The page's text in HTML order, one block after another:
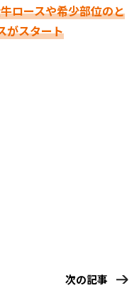
ロースや希少部位のと
がスタート
次の記事